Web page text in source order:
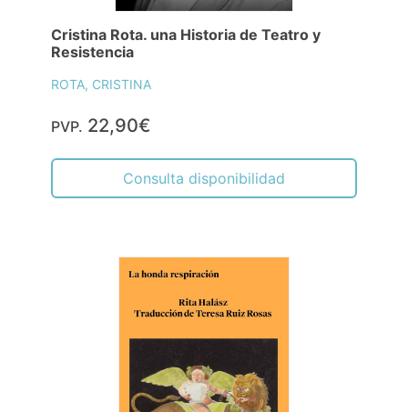
Cristina Rota. una Historia de Teatro y
Resistencia
ROTA, CRISTINA
PVP. 22,90€
Consulta disponibilidad